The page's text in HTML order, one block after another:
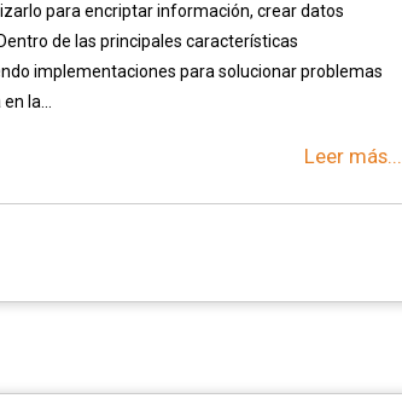
para encriptar información, crear datos
de las principales características
implementaciones para solucionar problemas
la...
Leer más...